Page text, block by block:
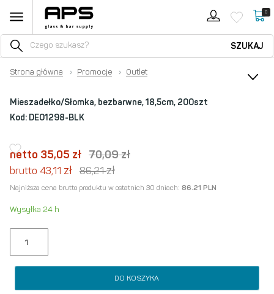
0
SZUKAJ
Strona główna › Promocje › Outlet
Mieszadełko/Słomka, bezbarwne, 18,5cm, 200szt
Kod: DE01298-BLK
netto 35,05 zł 70,09zł
brutto 43,11 zł 86,21zł
Najniższa cena brutto produktu w ostatnich 30 dniach: 86.21 PLN
Wysyłka 24 h
DO KOSZYKA